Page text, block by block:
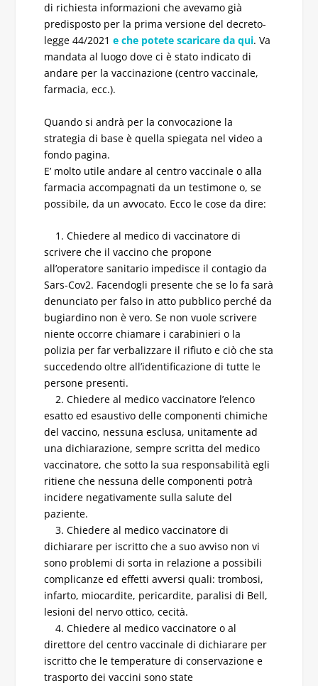
di richiesta informazioni che avevamo già
predisposto per la prima versione del decreto-
legge 44/2021 e che potete scaricare da qui. Va
mandata al luogo dove ci è stato indicato di
andare per la vaccinazione (centro vaccinale,
farmacia, ecc.).
Quando si andrà per la convocazione la
strategia di base è quella spiegata nel video a
fondo pagina.
E’ molto utile andare al centro vaccinale o alla
farmacia accompagnati da un testimone o, se
possibile, da un avvocato. Ecco le cose da dire:
1. Chiedere al medico di vaccinatore di
scrivere che il vaccino che propone
all’operatore sanitario impedisce il contagio da
Sars-Cov2. Facendogli presente che se lo fa sarà
denunciato per falso in atto pubblico perché da
bugiardino non è vero. Se non vuole scrivere
niente occorre chiamare i carabinieri o la
polizia per far verbalizzare il rifiuto e ciò che sta
succedendo oltre all’identificazione di tutte le
persone presenti.
2. Chiedere al medico vaccinatore l’elenco
esatto ed esaustivo delle componenti chimiche
del vaccino, nessuna esclusa, unitamente ad
una dichiarazione, sempre scritta del medico
vaccinatore, che sotto la sua responsabilità egli
ritiene che nessuna delle componenti potrà
incidere negativamente sulla salute del
paziente.
3. Chiedere al medico vaccinatore di
dichiarare per iscritto che a suo avviso non vi
sono problemi di sorta in relazione a possibili
complicanze ed effetti avversi quali: trombosi,
infarto, miocardite, pericardite, paralisi di Bell,
lesioni del nervo ottico, cecità.
4. Chiedere al medico vaccinatore o al
direttore del centro vaccinale di dichiarare per
iscritto che le temperature di conservazione e
trasporto dei vaccini sono state